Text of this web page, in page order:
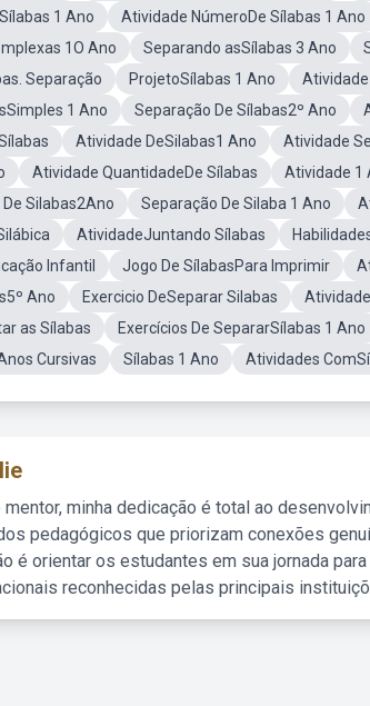
1 Ano
Atividade NúmeroDe Sílabas 1 Ano
1O Ano
Separando asSílabas 3 Ano
Separação
ProjetoSílabas 1 Ano
1 Ano
Separação De Sílabas2º Ano
Atividade DeSilabas1 Ano Atividade
Atividade QuantidadeDe Sílabas
Atividade 1
Silabas2Ano
Separação De Silaba 1 Ano
AtividadeJuntando Sílabas
Infantil
Jogo De SílabasPara Imprimir
Ano
Exercicio DeSeparar Silabas
as Sílabas
Exercícios De SepararSílabas 1 Ano
Cursivas
Sílabas 1 Ano Atividades
mentor, minha dedicação é total ao
pedagógicos que priorizam conexões
é orientar os estudantes em sua jornada
reconhecidas pelas principais